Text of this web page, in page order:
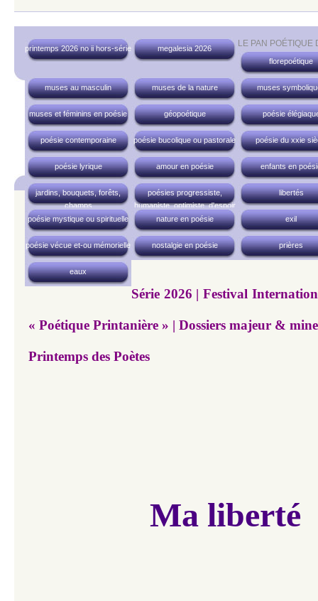
LE PAN POÉTIQUE
printemps 2026 no ii hors-série
megalesia 2026
florepoétique
muses au masculin muses de la nature muses
muses et féminins en poésie géopoétique poésie
poésie contemporaine poésie bucolique ou pastorale poésie du xxie
poésie lyrique amour en poésie enfants en
jardins, bouquets, forêts,
champs
poésies progressiste,
humaniste, optimiste, d'espoir
libertés
poésie mystique ou spirituelle nature en poésie exil
poésie vécue et-ou mémorielle nostalgie en poésie prières
eaux
Série 2026 | Festival
« Poétique Printanière » | Dossiers majeur &
Printemps des Poètes
Ma liberté